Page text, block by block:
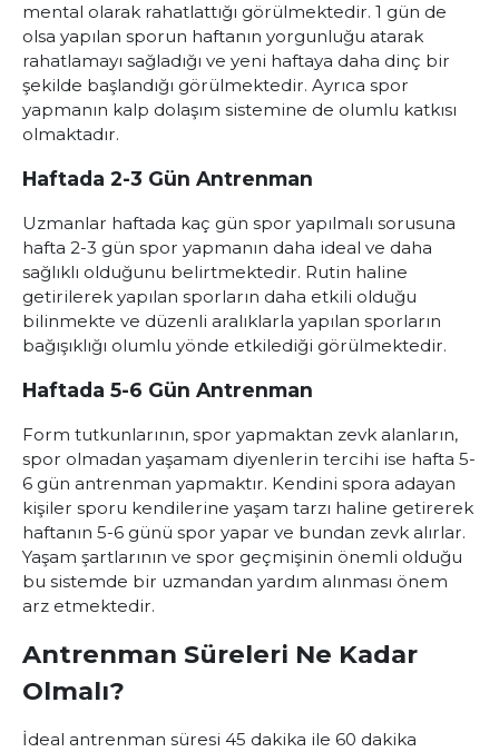
mental olarak rahatlattığı görülmektedir. 1 gün de
olsa yapılan sporun haftanın yorgunluğu atarak
rahatlamayı sağladığı ve yeni haftaya daha dinç bir
şekilde başlandığı görülmektedir. Ayrıca spor
yapmanın kalp dolaşım sistemine de olumlu katkısı
olmaktadır.
Haftada 2-3 Gün Antrenman
Uzmanlar haftada kaç gün spor yapılmalı sorusuna
hafta 2-3 gün spor yapmanın daha ideal ve daha
sağlıklı olduğunu belirtmektedir. Rutin haline
getirilerek yapılan sporların daha etkili olduğu
bilinmekte ve düzenli aralıklarla yapılan sporların
bağışıklığı olumlu yönde etkilediği görülmektedir.
Haftada 5-6 Gün Antrenman
Form tutkunlarının, spor yapmaktan zevk alanların,
spor olmadan yaşamam diyenlerin tercihi ise hafta 5-
6 gün antrenman yapmaktır. Kendini spora adayan
kişiler sporu kendilerine yaşam tarzı haline getirerek
haftanın 5-6 günü spor yapar ve bundan zevk alırlar.
Yaşam şartlarının ve spor geçmişinin önemli olduğu
bu sistemde bir uzmandan yardım alınması önem
arz etmektedir.
Antrenman Süreleri Ne Kadar
Olmalı?
İdeal antrenman süresi 45 dakika ile 60 dakika